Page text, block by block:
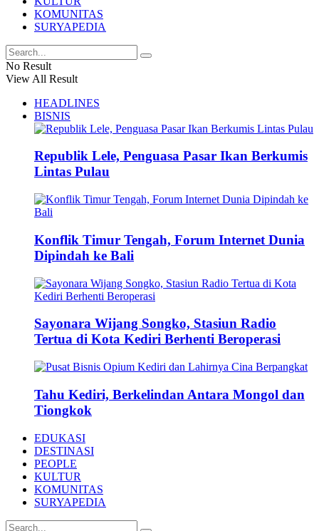
KOMUNITAS
SURYAPEDIA
No Result
View All Result
HEADLINES
BISNIS
Republik Lele, Penguasa Pasar Ikan Berkumis
Lintas Pulau
Konflik Timur Tengah, Forum Internet Dunia
Dipindah ke Bali
Sayonara Wijang Songko, Stasiun Radio
Tertua di Kota Kediri Berhenti Beroperasi
Tahu Kediri, Berkelindan Antara Mongol dan
Tiongkok
EDUKASI
DESTINASI
PEOPLE
KULTUR
KOMUNITAS
SURYAPEDIA